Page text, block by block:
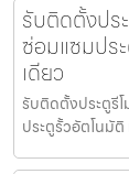
รับติดตั้งปร
ซ่อมแซมปร
เดียว
รับติดตั้งประตูรี
ประตูรั้วอัตโนมั